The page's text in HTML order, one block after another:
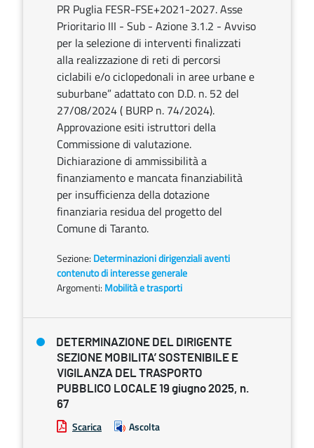
PR Puglia FESR-FSE+2021-2027. Asse
Prioritario III - Sub - Azione 3.1.2 - Avviso
per la selezione di interventi finalizzati
alla realizzazione di reti di percorsi
ciclabili e/o ciclopedonali in aree urbane e
suburbane” adattato con D.D. n. 52 del
27/08/2024 ( BURP n. 74/2024).
Approvazione esiti istruttori della
Commissione di valutazione.
Dichiarazione di ammissibilità a
finanziamento e mancata finanziabilità
per insufficienza della dotazione
finanziaria residua del progetto del
Comune di Taranto.
Sezione: Determinazioni dirigenziali aventi
contenuto di interesse generale
Argomenti: Mobilità e trasporti
DETERMINAZIONE DEL DIRIGENTE
SEZIONE MOBILITA’ SOSTENIBILE E
VIGILANZA DEL TRASPORTO
PUBBLICO LOCALE 19 giugno 2025, n.
67
Scarica Ascolta